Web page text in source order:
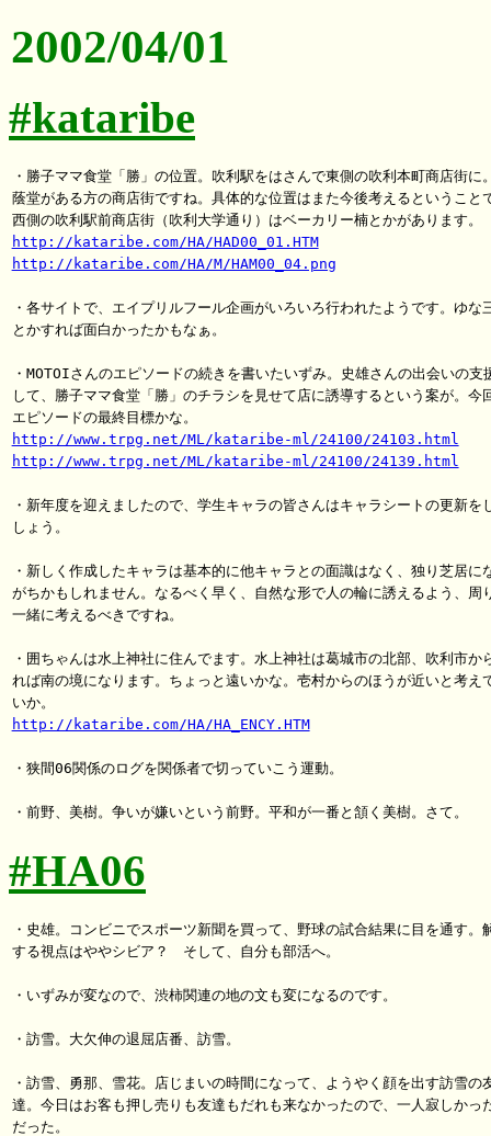
2002/04/01
#kataribe
・勝子ママ食堂「勝」の位置。吹利駅をはさんで東側の吹利本町商店街に
蔭堂がある方の商店街ですね。具体的な位置はまた今後考えるということ
http://kataribe.com/HA/HAD00_01.HTM
http://kataribe.com/HA/M/HAM00_04.png
・各サイトで、エイプリルフール企画がいろいろ行われたようです。ゆな
とかすれば面白かったかもなぁ。
・MOTOIさんのエピソードの続きを書いたいずみ。史雄さんの出会いの支
して、勝子ママ食堂「勝」のチラシを見せて店に誘導するという案が。今
http://www.trpg.net/ML/kataribe-ml/24100/24103.html
http://www.trpg.net/ML/kataribe-ml/24100/24139.html
・新年度を迎えましたので、学生キャラの皆さんはキャラシートの更新を
しょう。
・新しく作成したキャラは基本的に他キャラとの面識はなく、独り芝居に
がちかもしれません。なるべく早く、自然な形で人の輪に誘えるよう、周
一緒に考えるべきですね。
・囲ちゃんは水上神社に住んでます。水上神社は葛城市の北部、吹利市か
れば南の境になります。ちょっと遠いかな。壱村からのほうが近いと考え
http://kataribe.com/HA/HA_ENCY.HTM
・狭間06関係のログを関係者で切っていこう運動。
#HA06
・史雄。コンビニでスポーツ新聞を買って、野球の試合結果に目を通す。
する視点はややシビア？　そして、自分も部活へ。
・いずみが変なので、渋柿関連の地の文も変になるのです。
・訪雪。大欠伸の退屈店番、訪雪。
・訪雪、勇那、雪花。店じまいの時間になって、ようやく顔を出す訪雪の
達。今日はお客も押し売りも友達もだれも来なかったので、一人寂しかっ
だった。